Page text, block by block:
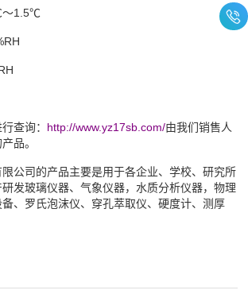
1.5℃
查询： http://www.yz17sb.com/由我们销售人
品。
限公司的产品主要是用于各企业、学校、研究所
发玻璃仪器、气象仪器，水质分析仪器，物理
、罗氏泡沫仪、穿孔萃取仪、硬度计、测厚